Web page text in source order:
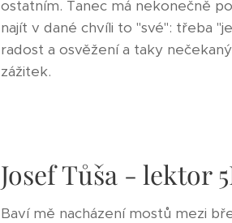
ostatním. Tanec má nekonečně
najít v dané chvíli to "své": třeba
radost a osvěžení a taky
zážitek.
Josef Tůša - lektor
Baví mě nacházení mostů mezi